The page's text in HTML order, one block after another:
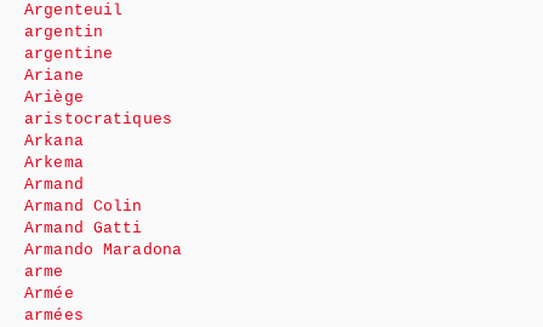
Argenteuil
argentin
argentine
Ariane
Ariège
aristocratiques
Arkana
Arkema
Armand
Armand Colin
Armand Gatti
Armando Maradona
arme
Armée
armées